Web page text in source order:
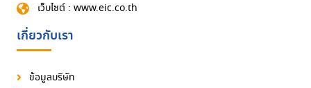
เว็บไซต์ : www.eic.co.th
เกี่ยวกับเรา
ข้อมูลบริษัท